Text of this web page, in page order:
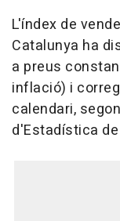
L'índex de
Catalunya ha
a preus
inflació) i
calendari,
d'Estadística